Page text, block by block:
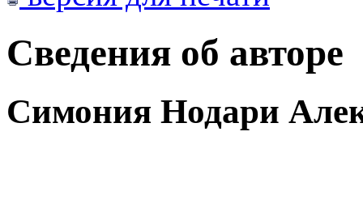
Сведения об авторе
Симония Нодари